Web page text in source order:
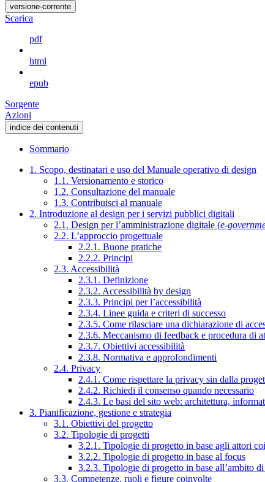
versione-corrente
Scarica
pdf
html
epub
Sorgente
Azioni
indice dei contenuti
Sommario
1. Scopo, destinatari e uso del Manuale operativo di design
1.1. Versionamento e storico
1.2. Consultazione del manuale
1.3. Contribuisci al manuale
2. Introduzione al design per i servizi pubblici digitali
2.1. Design per l’amministrazione digitale (e-
2.2. L’approccio progettuale
2.2.1. Buone pratiche
2.2.2. Principi
2.3. Accessibilità
2.3.1. Definizione
2.3.2. Accessibilità by design
2.3.3. Principi per l’accessibilità
2.3.4. Linee guida e criteri di successo
2.3.5. Come rilasciare una dichiarazione di
2.3.6. Meccanismo di feedback e procedura di
2.3.7. Obiettivi accessibilità
2.3.8. Normativa e approfondimenti
2.4. Privacy
2.4.1. Come rispettare la privacy sin dalla
2.4.2. Richiedi il consenso quando necessario
2.4.3. Le basi del sito web: architettura,
3. Pianificazione, gestione e strategia
3.1. Obiettivi del progetto
3.2. Tipologie di progetti
3.2.1. Tipologie di progetto in base agli attori
3.2.2. Tipologie di progetto in base al focus
3.2.3. Tipologie di progetto in base all’ambito
3.3. Competenze, ruoli e figure coinvolte